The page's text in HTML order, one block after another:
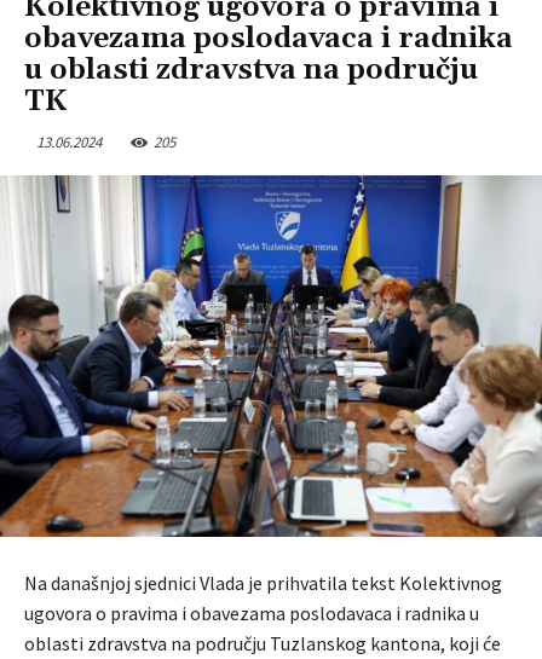
Kolektivnog ugovora o pravima i
obavezama poslodavaca i radnika
u oblasti zdravstva na području
TK
13.06.2024 205
Na današnjoj sjednici Vlada je prihvatila tekst Kolektivnog
ugovora o pravima i obavezama poslodavaca i radnika u
oblasti zdravstva na području Tuzlanskog kantona, koji će